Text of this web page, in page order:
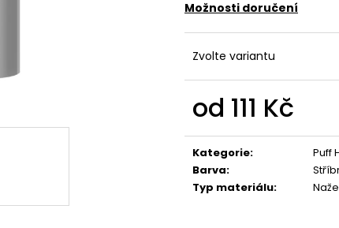
Možnosti doručení
Zvolte variantu
od 111 Kč
Kategorie:
Puff
Barva:
Typ materiálu: